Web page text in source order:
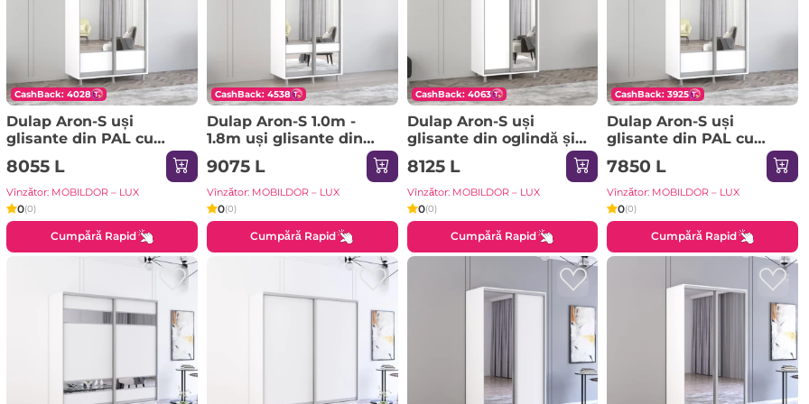
CashBack: 4028
Dulap Aron-S uși
glisante din PAL cu
oglindă orizontal
(110x60x240H cm)
Sonoma
8055 L
Vînzător: MOBILDOR – LUX
0(0)
Cumpără Rapid
CashBack: 4538
Dulap Aron-S 1.0m -
1.8m uși glisante din
PAL cu oglindă zebra
(160x60x220H cm)
Sonoma
9075 L
Vînzător: MOBILDOR – LUX
0(0)
Cumpără Rapid
CashBack: 4063
Dulap Aron-S uși
glisante din oglindă și
PAL (130x60x210H cm)
Sonoma
8125 L
Vînzător: MOBILDOR – LUX
0(0)
Cumpără Rapid
CashBack: 3925
Dulap Aron-S uși
glisante din PAL cu
oglindă (K1) orizontal
(100x60x240H cm)
Sonoma
7850 L
Vînzător: MOBILDOR – LUX
0(0)
Cumpără Rapid